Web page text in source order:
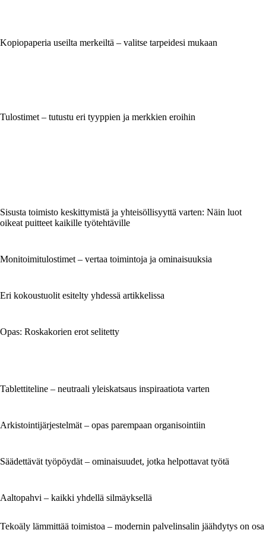
Kopiopaperia useilta merkeiltä – valitse tarpeidesi mukaan
Tulostimet – tutustu eri tyyppien ja merkkien eroihin
Sisusta toimisto keskittymistä ja yhteisöllisyyttä varten: Näin luot
oikeat puitteet kaikille työtehtäville
Monitoimitulostimet – vertaa toimintoja ja ominaisuuksia
Eri kokoustuolit esitelty yhdessä artikkelissa
Opas: Roskakorien erot selitetty
Tablettiteline – neutraali yleiskatsaus inspiraatiota varten
Arkistointijärjestelmät – opas parempaan organisointiin
Säädettävät työpöydät – ominaisuudet, jotka helpottavat työtä
Aaltopahvi – kaikki yhdellä silmäyksellä
Tekoäly lämmittää toimistoa – modernin palvelinsalin jäähdytys on osa